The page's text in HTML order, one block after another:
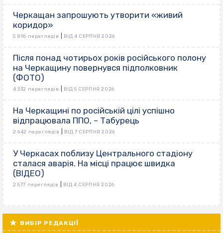
Черкащан запрошують утворити «живий
коридор»
5 896 переглядів ВІД 4 СЕРПНЯ 2026
Після понад чотирьох років російського полону
на Черкащину повернувся підполковник
(ФОТО)
4 332 переглядів ВІД 5 СЕРПНЯ 2026
На Черкащині по російській цілі успішно
відпрацювала ППО, – Табурець
2 642 переглядів ВІД 7 СЕРПНЯ 2026
У Черкасах поблизу Центрального стадіону
сталася аварія. На місці працює швидка
(ВІДЕО)
2 577 переглядів ВІД 4 СЕРПНЯ 2026
ВИБІР РЕДАКЦІЇ